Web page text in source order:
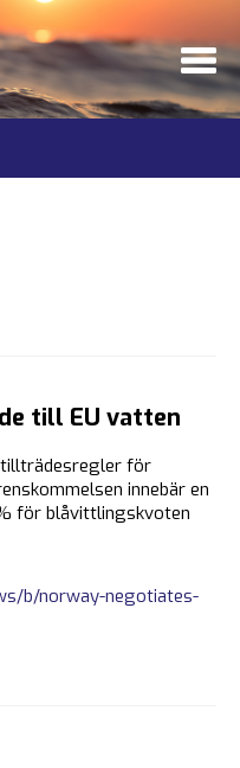
till EU vatten
tillträdesregler för
innebär en
för blåvittlingskvoten
b/norway-negotiates-